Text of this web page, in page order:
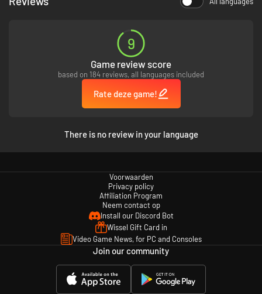
9
Game review score
based on 184 reviews, all languages included
Rate deze game!
There is no review in your language
Voorwaarden
Privacy policy
Affiliation Program
Neem contact op
Install our Discord Bot
Wissel Gift Card in
Video Game News, for PC and Consoles
Join our community